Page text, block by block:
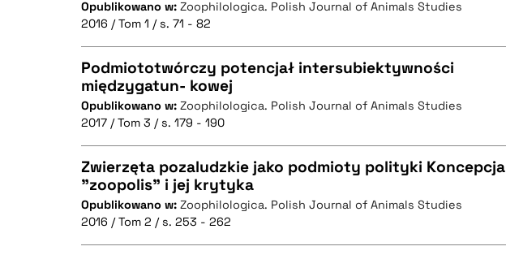
BIBTEX
CZYSTY TEKST
BIBTEX
Opublikowano w: Zoophilologica. Polish Journal of Animals Studies
2016 / Tom 1 / s. 71 - 82
CZYSTY TEKST
BIBTEX
Podmiototwórczy potencjał intersubiektywności
międzygatun- kowej
Opublikowano w: Zoophilologica. Polish Journal of Animals Studies
2017 / Tom 3 / s. 179 - 190
CZYSTY TEKST
Zwierzęta pozaludzkie jako podmioty polityki Koncepcja
"zoopolis" i jej krytyka
Opublikowano w: Zoophilologica. Polish Journal of Animals Studies
2016 / Tom 2 / s. 253 - 262